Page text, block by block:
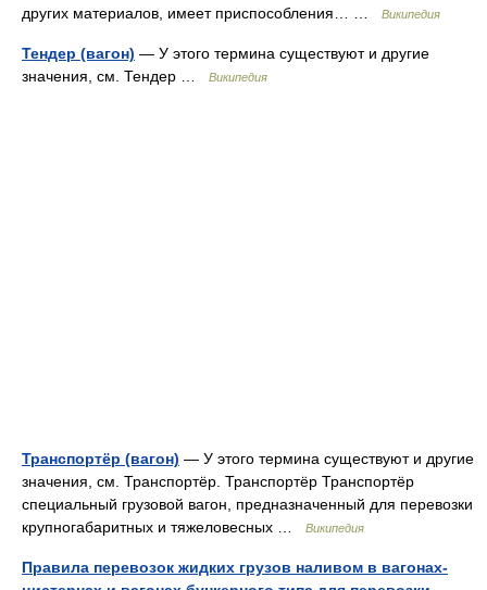
других материалов, имеет приспособления… …
Википедия
Тендер (вагон) — У этого термина существуют и другие
значения, см. Тендер …
Википедия
Транспортёр (вагон) — У этого термина существуют и другие
значения, см. Транспортёр. Транспортёр Транспортёр
специальный грузовой вагон, предназначенный для перевозки
крупногабаритных и тяжеловесных …
Википедия
Правила перевозок жидких грузов наливом в вагонах-